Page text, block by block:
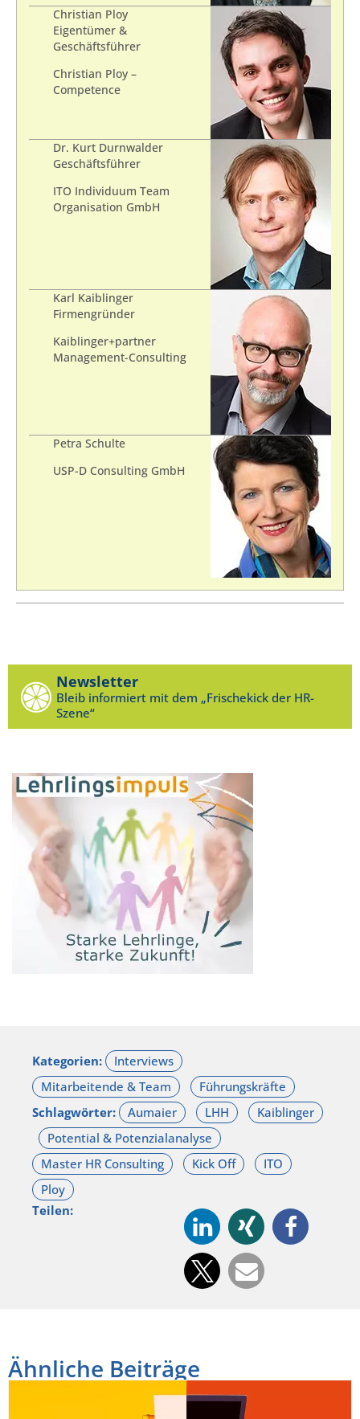
Christian Ploy
Eigentümer &
Geschäftsführer
Christian Ploy –
Competence
Dr. Kurt Durnwalder
Geschäftsführer
ITO Individuum Team
Organisation GmbH
Karl Kaiblinger
Firmengründer
Kaiblinger+partner
Management-Consulting
Petra Schulte
USP-D Consulting GmbH
Newsletter
Bleib informiert mit dem „Frischekick der HR-
Szene“
Kategorien:
Schlagwörter:
Teilen:
Ähnliche Beiträge